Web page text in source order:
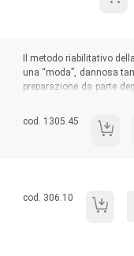
Sommario:
Il metodo riabilitativo
una “moda”, dannosa
preparazione da parte
permette a operatori e
di questa terapia
Codice libro:
cod. 1305.45 Pet
Codice libro:
cod. 306.10